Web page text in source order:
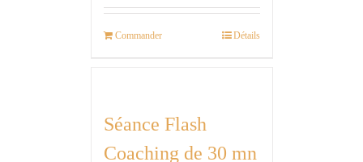
Commander Détails
Séance Flash
Coaching de 30 mn